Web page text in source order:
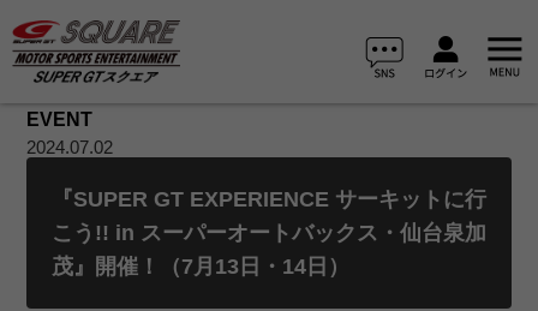
EVENT
2024.07.02
『SUPER GT EXPERIENCE サーキットに行
こう!! in スーパーオートバックス・仙台泉加
茂』開催！（7月13日・14日）